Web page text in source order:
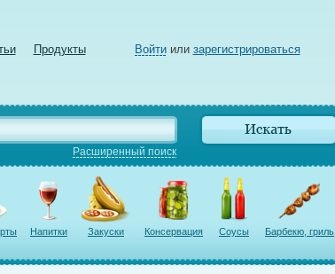
Продукты Войтиили зарегистрироваться
Расширенный поиск
Напитки Закуски Консервация Соусы Барбекю, гриль